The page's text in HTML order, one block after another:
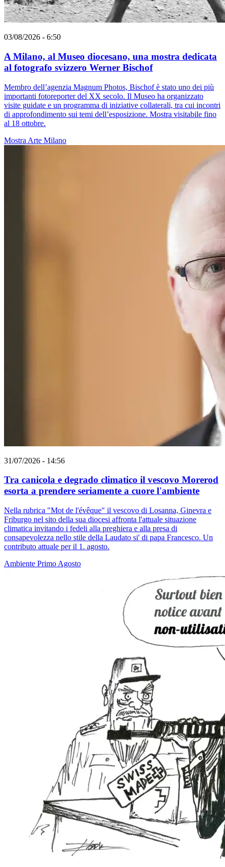
03/08/2026 - 6:50
A Milano, al Museo diocesano, una mostra dedicata
al fotografo svizzero Werner Bischof
Membro dell’agenzia Magnum Photos, Bischof è stato uno dei più
importanti fotoreporter del XX secolo. Il Museo ha organizzato
visite guidate e un programma di iniziative collaterali, tra cui incontri
di approfondimento sui temi dell’esposizione. Mostra visitabile fino
al 18 ottobre.
Mostra Arte Milano
31/07/2026 - 14:56
Tra canicola e degrado climatico il vescovo Morerod
esorta a prendere seriamente a cuore l'ambiente
Nella rubrica "Mot de l'évêque" il vescovo di Losanna, Ginevra e
Friburgo nel sito della sua diocesi affronta l'attuale situazione
climatica invitando i fedeli alla preghiera e alla presa di
consapevolezza nello stile della Laudato si' di papa Francesco. Un
contributo attuale per il 1. agosto.
Ambiente Primo Agosto